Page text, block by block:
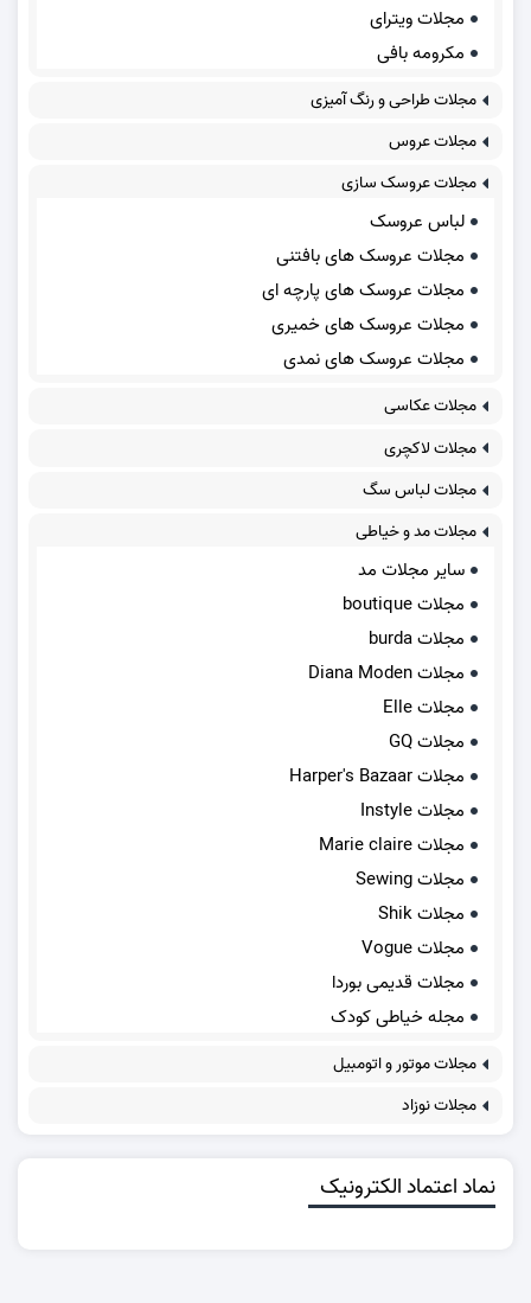
مجلات ویترای
مکرومه بافی
مجلات طراحی و رنگ آمیزی
مجلات عروس
مجلات عروسک سازی
لباس عروسک
مجلات عروسک های بافتنی
مجلات عروسک های پارچه ای
مجلات عروسک های خمیری
مجلات عروسک های نمدی
مجلات عکاسی
مجلات لاکچری
مجلات لباس سگ
مجلات مد و خیاطی
سایر مجلات مد
مجلات boutique
مجلات burda
مجلات Diana Moden
مجلات Elle
مجلات GQ
مجلات Harper's Bazaar
مجلات Instyle
مجلات Marie claire
مجلات Sewing
مجلات Shik
مجلات Vogue
مجلات قدیمی بوردا
مجله خیاطی کودک
مجلات موتور و اتومبیل
مجلات نوزاد
نماد اعتماد الکترونیک